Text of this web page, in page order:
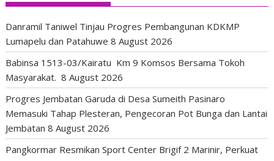
Danramil Taniwel Tinjau Progres Pembangunan KDKMP
Lumapelu dan Patahuwe 8 August 2026
Babinsa 1513-03/Kairatu Km 9 Komsos Bersama Tokoh
Masyarakat. 8 August 2026
Progres Jembatan Garuda di Desa Sumeith Pasinaro
Memasuki Tahap Plesteran, Pengecoran Pot Bunga dan Lantai
Jembatan 8 August 2026
Pangkormar Resmikan Sport Center Brigif 2 Marinir, Perkuat